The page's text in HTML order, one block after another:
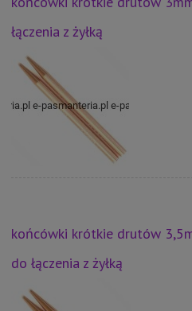
łączenia z żyłką
końcówki krótkie drutów
do łączenia z żyłką